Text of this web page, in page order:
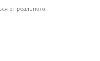
от реального